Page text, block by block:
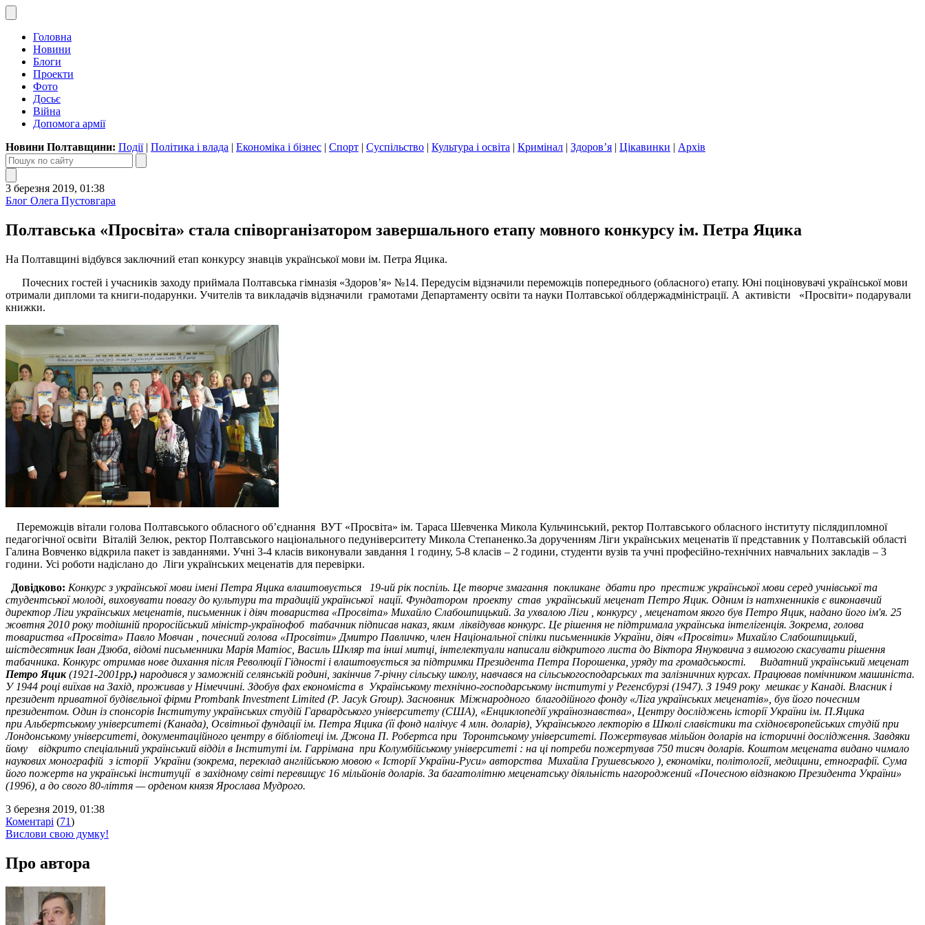
Головна
Новини
Блоги
Проекти
Фото
Досьє
Війна
Допомога армії
Новини Полтавщини: Події| Політика і влада | Економіка і бізнес | Спорт | Суспільство | Культура і освіта | Кримінал | Здоров’я | Цікавинки | Архів
3 березня 2019, 01:38
Блог Олега Пустовгара
Полтавська «Просвіта» стала співорганізатором завершального етапу мовного конкурсу ім. Петра Яцика
На Полтавщині відбувся заключний етап конкурсу знавців української мови ім. Петра Яцика.
Почесних гостей і учасників заходу приймала Полтавська гімназія «Здоров’я» №14. Передусім відзначили переможців попереднього (обласного) етапу. Юні поціновувачі української мови
отримали дипломи та книги-подарунки. Учителів та викладачів відзначили грамотами Департаменту освіти та науки Полтавської облдержадміністрації. А активісти «Просвіти» подарували
книжки.
Переможців вітали голова Полтавського обласного об’єднання ВУТ «Просвіта» ім. Тараса Шевченка Микола Кульчинський, ректор Полтавського обласного інституту післядипломної
педагогічної освіти Віталій Зелюк, ректор Полтавського національного педуніверситету Микола Степаненко.За дорученням Ліги українських меценатів її представник у Полтавській області
Галина Вовченко відкрила пакет із завданнями. Учні 3-4 класів виконували завдання 1 годину, 5-8 класів – 2 години, студенти вузів та учні професійно-технічних навчальних закладів – 3
години. Усі роботи надіслано до Ліги українських меценатів для перевірки.
Довідково: Конкурс з української мови імені Петра Яцика влаштовується 19-ий рік поспіль. Це творче змагання покликане дбати про престиж української мови серед учнівської та
студентської молоді, виховувати повагу до культури та традицій української нації. Фундатором проекту став український меценат Петро Яцик. Одним із натхненників є виконавчий
директор Ліги українських меценатів, письменник і діяч товариства «Просвіта» Михайло Слабошпицький. За ухвалою Ліги , конкурсу , меценатом якого був Петро Яцик, надано його ім'я. 25
жовтня 2010 року тодішній проросійський міністр-українофоб табачник підписав наказ, яким ліквідував конкурс. Це рішення не підтримала українська інтелігенція. Зокрема, голова
товариства «Просвіта» Павло Мовчан , почесний голова «Просвіти» Дмитро Павличко, член Національної спілки письменників України, діяч «Просвіти» Михайло Слабошпицький,
шістдесятник Іван Дзюба, відомі письменники Марія Матіос, Василь Шкляр та інші митці, інтелектуали написали відкритого листа до Віктора Януковича з вимогою скасувати рішення
табачника. Конкурс отримав нове дихання після Революції Гідності і влаштовується за підтримки Президента Петра Порошенка, уряду та громадськості.
Видатний український меценат
Петро Яцик(1921-2001рр.) народився у заможній селянській родині, закінчив 7-річну сільську школу, навчався на сільськогосподарських та залізничних курсах. Працював помічником машиніста.
У 1944 році виїхав на Захід, проживав у Німеччині. Здобув фах економіста в Українському технічно-господарському інституті у Регенсбурзі (1947). З 1949 року мешкає у Канаді. Власник і
президент приватної будівельної фірми Prombank Investment Limited (P. Jacyk Group). Засновник Міжнародного благодійного фонду «Ліга українських меценатів», був його почесним
президентом. Один із спонсорів Інституту українських студій Гарвардського університету (США), «Енциклопедії українознавства», Центру досліджень історії України ім. П.Яцика
при Альбертському університеті (Канада), Освітньої фундації ім. Петра Яцика (її фонд налічує 4 млн. доларів), Українського лекторію в Школі славістики та східноєвропейських студій при
Лондонському університеті, документаційного центру в бібліотеці ім. Джона П. Робертса при Торонтському університеті. Пожертвував мільйон доларів на історичні дослідження. Завдяки
йому відкрито спеціальний український відділ в Інституті ім. Гаррімана при Колумбійському університеті : на ці потреби пожертував 750 тисяч доларів. Коштом мецената видано чимало
наукових монографій з історії України (зокрема, переклад англійською мовою « Історії України-Руси» авторства Михайла Грушевського ), економіки, політології, медицини, етнографії. Сума
його пожертв на українські інституції в західному світі перевищує 16 мільйонів доларів. За багатолітню меценатську діяльність нагороджений «Почесною відзнакою Президента України»
(1996), а до свого 80-ліття — орденом князя Ярослава Мудрого.
3 березня 2019, 01:38
Коментарі (71)
Вислови свою думку!
Про автора